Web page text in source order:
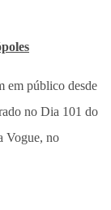
em público desde
no Dia 101 do
Vogue, no